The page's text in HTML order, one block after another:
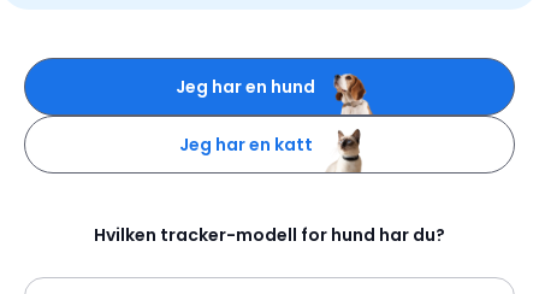
Jeg har en hund
Jeg har en katt
Hvilken tracker-modell for hund har du?